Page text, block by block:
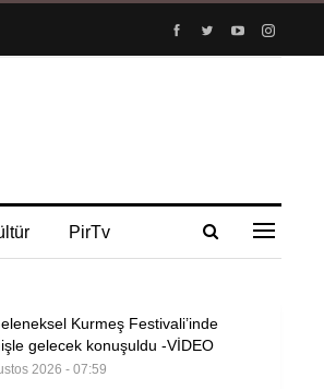
PirTv
Kurmeş Festivali’inde
gelecek konuşuldu -VİDEO
2026 - 07:59